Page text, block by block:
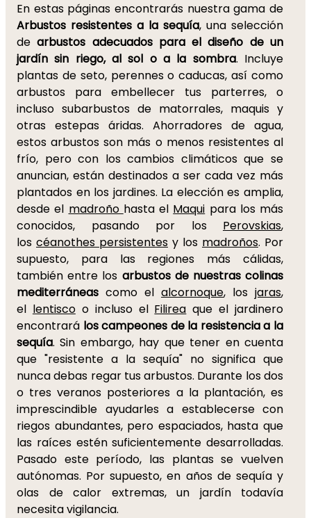
En estas páginas encontrarás nuestra gama de
Arbustos resistentes a la sequía, una selección
dearbustos adecuados para el diseño de un
jardín sin riego, al sol o a la sombra. Incluye
plantas de seto, perennes o caducas, así como
arbustos para embellecer tus parterres, o
incluso subarbustos de matorrales, maquis y
otras estepas áridas. Ahorradores de agua,
estos arbustos son más o menos resistentes al
frío, pero con los cambios climáticos que se
anuncian, están destinados a ser cada vez más
plantados en los jardines. La elección es amplia,
desde el madroño hasta el Maqui para los más
conocidos, pasando por los Perovskias,
los céanothes persistentes y los madroños. Por
supuesto, para las regiones más cálidas,
también entre los arbustos de nuestras colinas
mediterráneas como el alcornoque, los jaras,
el lentiscoo incluso el Filirea que el jardinero
encontrará los campeones de la resistencia a la
sequía. Sin embargo, hay que tener en cuenta
que "resistente a la sequía" no significa que
nunca debas regar tus arbustos. Durante los dos
o tres veranos posteriores a la plantación, es
imprescindible ayudarles a establecerse con
riegos abundantes, pero espaciados, hasta que
las raíces estén suficientemente desarrolladas.
Pasado este período, las plantas se vuelven
autónomas. Por supuesto, en años de sequía y
olas de calor extremas, un jardín todavía
necesita vigilancia.